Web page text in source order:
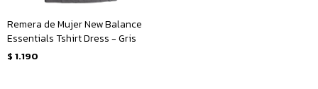
Remera de Mujer New Balance
Essentials Tshirt Dress - Gris
$ 1.190